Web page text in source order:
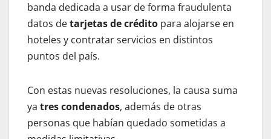
banda dedicada a usar de forma fraudulenta
datos detarjetas de crédito para alojarse en
hoteles y contratar servicios en distintos
puntos del país.
Con estas nuevas resoluciones, la causa suma
ya tres condenados, además de otras
personas que habían quedado sometidas a